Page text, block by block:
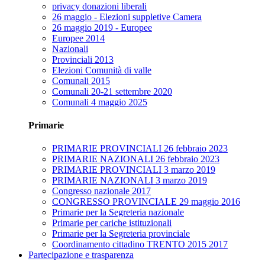
privacy donazioni liberali
26 maggio - Elezioni suppletive Camera
26 maggio 2019 - Europee
Europee 2014
Nazionali
Provinciali 2013
Elezioni Comunità di valle
Comunali 2015
Comunali 20-21 settembre 2020
Comunali 4 maggio 2025
Primarie
PRIMARIE PROVINCIALI 26 febbraio 2023
PRIMARIE NAZIONALI 26 febbraio 2023
PRIMARIE PROVINCIALI 3 marzo 2019
PRIMARIE NAZIONALI 3 marzo 2019
Congresso nazionale 2017
CONGRESSO PROVINCIALE 29 maggio 2016
Primarie per la Segreteria nazionale
Primarie per cariche istituzionali
Primarie per la Segreteria provinciale
Coordinamento cittadino TRENTO 2015 2017
Partecipazione e trasparenza